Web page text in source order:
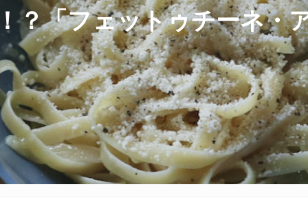
？「フェットゥチーネ・